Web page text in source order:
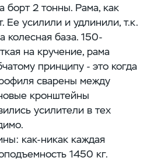
борт 2 тонны. Рама, как
Ее усилили и удлинили, т.к.
колесная база. 150-
на кручение, рама
принципу - это когда
сварены между
кронштейны
усилители в тех
как-никак каждая
1450 кг.